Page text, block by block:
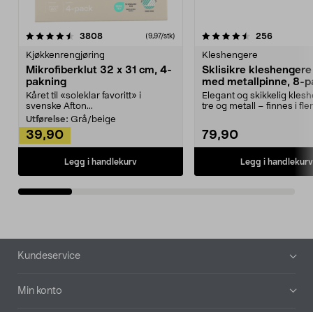
3808anmeldelser(9,97/stk)
Kjøkkenrengjøring
Mikrofiberklut 32 x 31 cm, 4-
pakning
Kåret til «soleklar favoritt» i
svenske Afton...
Utførelse: Grå/beige
39,90
Legg i handlekurv
4.5av 5 stjerner 256
Kleshengere
Sklisikre
med metallpinne, 8-
Elegant og skikkelig
tre og metall – finnes i
79,90
Legg i handlekurv
4.5av 5 stjerner
Bunntekst
Kundeservice
Min konto